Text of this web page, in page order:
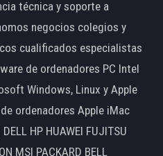
técnica y soporte a
negocios colegios y
cualificados especialistas
de ordenadores PC Intel
Windows, Linux y Apple
ordenadores Apple iMac
HP HUAWEI FUJITSU
MSI PACKARD BELL